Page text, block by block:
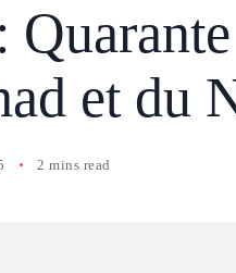
et du
2 mins read